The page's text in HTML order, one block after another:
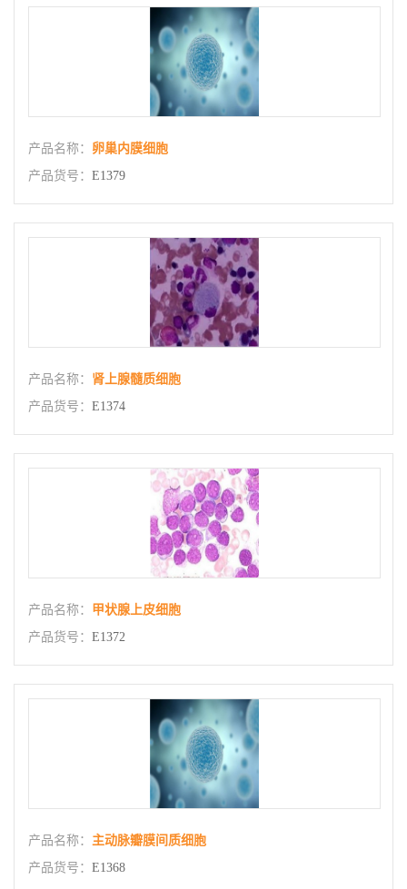
产品名称： 卵巢内膜细胞
产品货号： E1379
产品名称： 肾上腺髓质细胞
产品货号： E1374
产品名称： 甲状腺上皮细胞
产品货号： E1372
产品名称： 主动脉瓣膜间质细胞
产品货号： E1368